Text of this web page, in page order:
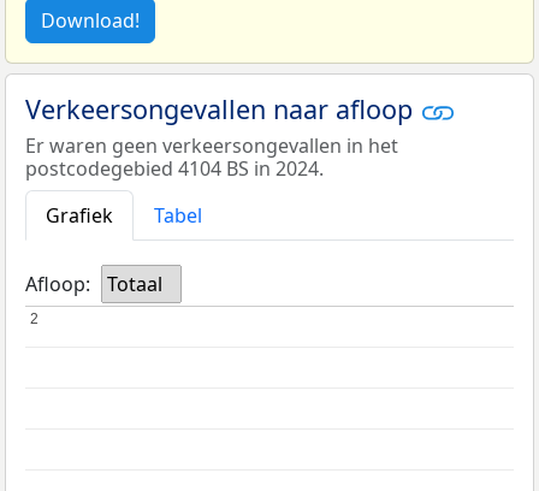
Download!
Verkeersongevallen naar afloop
Er waren geen verkeersongevallen in het
postcodegebied 4104 BS in 2024.
Grafiek
Tabel
Afloop: Totaal
2
2